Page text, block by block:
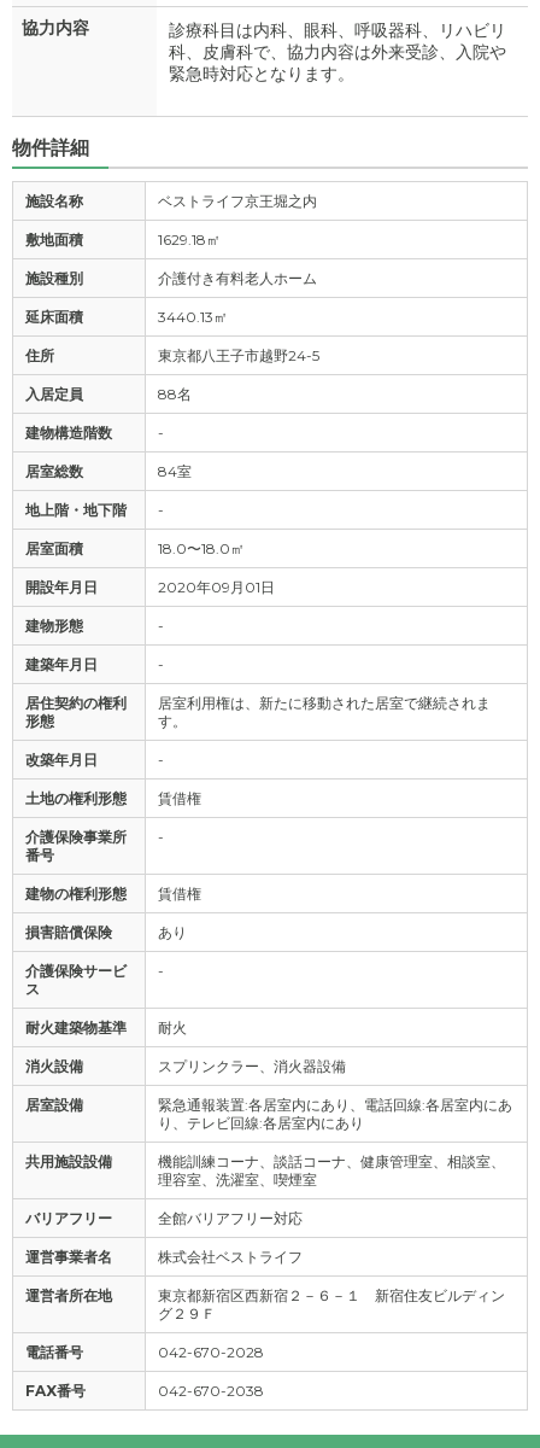
協力内容
診療科目は内科、眼科、呼吸器科、リハビリ
科、皮膚科で、協力内容は外来受診、入院や
緊急時対応となります。
物件詳細
施設名称 ベストライフ京王堀之内
敷地面積 1629.18㎡
施設種別 介護付き有料老人ホーム
延床面積 3440.13㎡
住所 東京都八王子市越野24-5
入居定員 88名
建物構造階数 -
居室総数 84室
地上階・地下階 -
居室面積 18.0〜18.0㎡
開設年月日 2020年09月01日
建物形態 -
建築年月日 -
居住契約の権利
形態
居室利用権は、新たに移動された居室で継続されま
す。
改築年月日 -
土地の権利形態 賃借権
介護保険事業所
番号
-
建物の権利形態 賃借権
損害賠償保険 あり
介護保険サービ
ス
-
耐火建築物基準 耐火
消火設備 スプリンクラー、消火器設備
居室設備
緊急通報装置:各居室内にあり、電話回線:各居室内にあ
り、テレビ回線:各居室内にあり
共用施設設備
機能訓練コーナ、談話コーナ、健康管理室、相談室、
理容室、洗濯室、喫煙室
バリアフリー 全館バリアフリー対応
運営事業者名 株式会社ベストライフ
運営者所在地
東京都新宿区西新宿２－６－１ 新宿住友ビルディン
グ２９Ｆ
電話番号 042-670-2028
FAX番号 042-670-2038